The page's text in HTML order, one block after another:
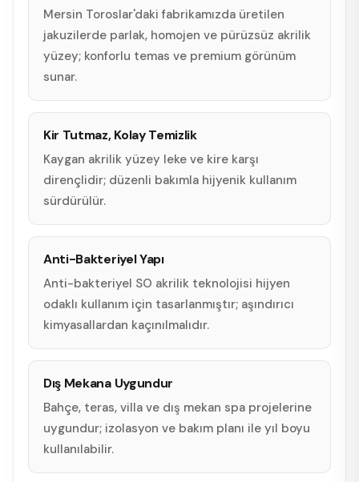
Mersin Toroslar'daki fabrikamızda üretilen
jakuzilerde parlak, homojen ve pürüzsüz akrilik
yüzey; konforlu temas ve premium görünüm
sunar.
Kir Tutmaz, Kolay Temizlik
Kaygan akrilik yüzey leke ve kire karşı
dirençlidir; düzenli bakımla hijyenik kullanım
sürdürülür.
Anti-Bakteriyel Yapı
Anti-bakteriyel SO akrilik teknolojisi hijyen
odaklı kullanım için tasarlanmıştır; aşındırıcı
kimyasallardan kaçınılmalıdır.
Dış Mekana Uygundur
Bahçe, teras, villa ve dış mekan spa projelerine
uygundur; izolasyon ve bakım planı ile yıl boyu
kullanılabilir.